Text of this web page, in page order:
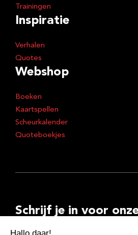
Trainingen
Inspiratie
Verhalen
Quotes
Webshop
Boeken
Kaartspellen
Scheurkalender
Quoteboekjes
Schrijf je in voor